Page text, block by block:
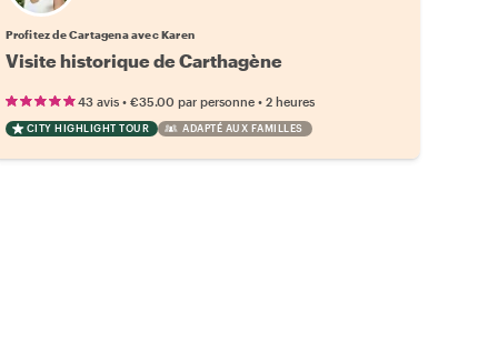
Profitez de Cartagena avec Karen
Visite historique de Carthagène
43 avis• €35.00 par personne• 2 heures
CITY HIGHLIGHT TOUR ADAPTÉ AUX FAMILLES